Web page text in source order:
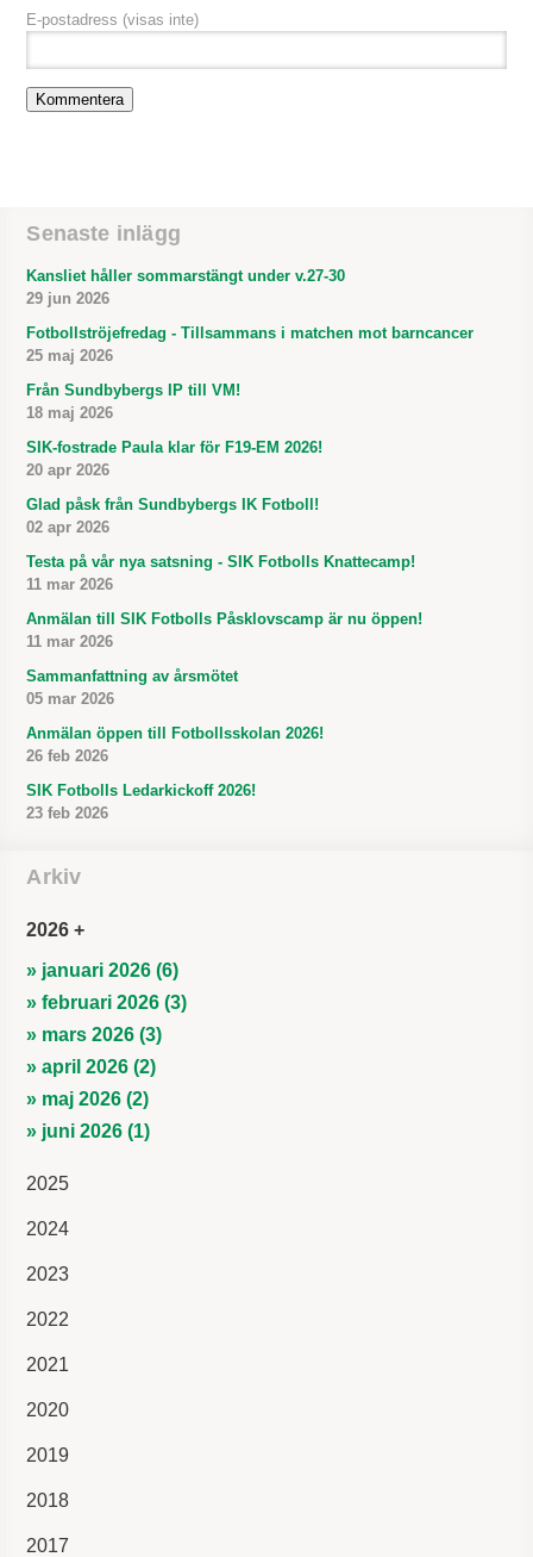
E-postadress (visas inte)
Senaste inlägg
Kansliet håller sommarstängt under v.27-30
29 jun 2026
Fotbollströjefredag - Tillsammans i matchen mot barncancer
25 maj 2026
Från Sundbybergs IP till VM!
18 maj 2026
SIK-fostrade Paula klar för F19-EM 2026!
20 apr 2026
Glad påsk från Sundbybergs IK Fotboll!
02 apr 2026
Testa på vår nya satsning - SIK Fotbolls Knattecamp!
11 mar 2026
Anmälan till SIK Fotbolls Påsklovscamp är nu öppen!
11 mar 2026
Sammanfattning av årsmötet
05 mar 2026
Anmälan öppen till Fotbollsskolan 2026!
26 feb 2026
SIK Fotbolls Ledarkickoff 2026!
23 feb 2026
Arkiv
2026
» januari 2026 (6)
» februari 2026 (3)
» mars 2026 (3)
» april 2026 (2)
» maj 2026 (2)
» juni 2026 (1)
2025
2024
2023
2022
2021
2020
2019
2018
2017